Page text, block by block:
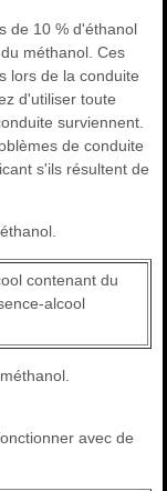
de 10 % d'éthanol
méthanol. Ces
lors de la conduite
d'utiliser toute
surviennent.
de conduite
s'ils résultent de
contenant du
alcool
avec de